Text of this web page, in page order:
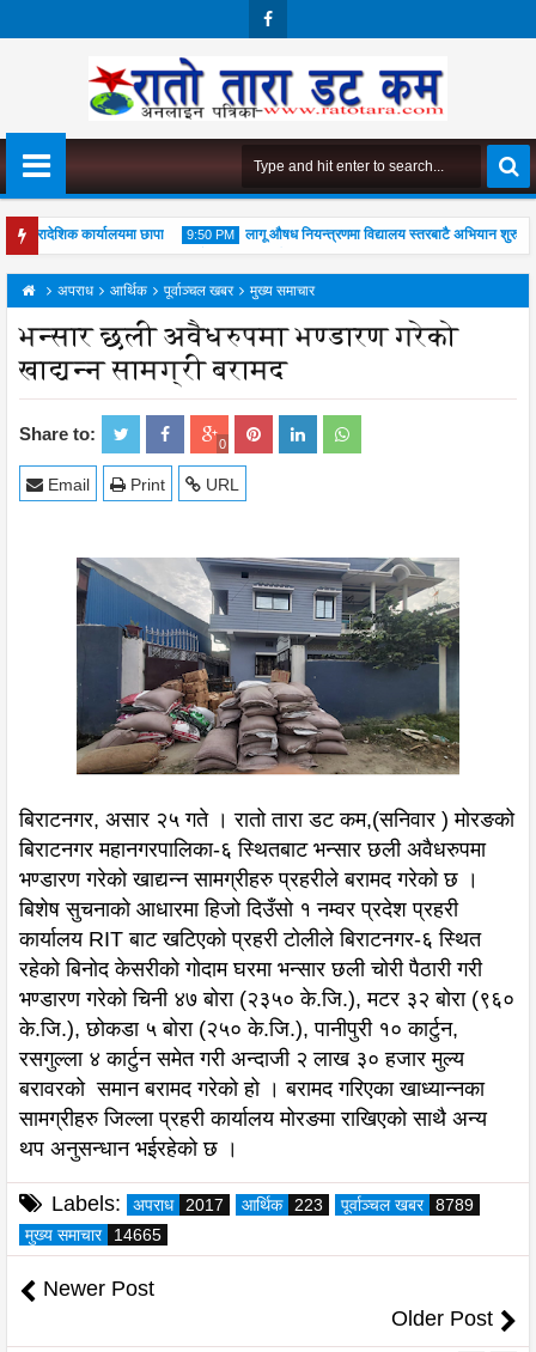
Boo
प्रादेशिक कार्यालयमा छापा 9:50 PM
04 Aug
लागू औषध नियन्त्रणमा विद्यालय स्तरबाटै अभियान शुरु
महोत्सव सम्पन्न, आध्यात्मिक जीवनशैली अपनाउन जोड
अपराध आर्थिक पूर्वाञ्चल खबर मुख्य समाचार
भन्सार छली अवैधरुपमा भण्डारण गरेको
खाद्यन्न सामग्री बरामद
Share to: 0
URL
Print
Email
बिराटनगर, असार २५ गते । रातो तारा डट कम,(सनिवार ) मोरङको
बिराटनगर महानगरपालिका-६ स्थितबाट भन्सार छली अवैधरुपमा
भण्डारण गरेको खाद्यन्न सामग्रीहरु प्रहरीले बरामद गरेको छ ।
बिशेष सुचनाको आधारमा हिजो दिउँसो १ नम्वर प्रदेश प्रहरी
कार्यालय RIT बाट खटिएको प्रहरी टोलीले बिराटनगर-६ स्थित
रहेको बिनोद केसरीको गोदाम घरमा भन्सार छली चोरी पैठारी गरी
भण्डारण गरेको चिनी ४७ बोरा (२३५० के.जि.), मटर ३२ बोरा (९६०
के.जि.), छोकडा ५ बोरा (२५० के.जि.), पानीपुरी १० कार्टुन,
रसगुल्ला ४ कार्टुन समेत गरी अन्दाजी २ लाख ३० हजार मुल्य
बरावरको समान बरामद गरेको हो । बरामद गरिएका खाध्यान्नका
सामग्रीहरु जिल्ला प्रहरी कार्यालय मोरङमा राखिएको साथै अन्य
थप अनुसन्धान भईरहेको छ ।
Labels: अपराध 2017 आर्थिक 223 पूर्वाञ्चल खबर
8789
मुख्य समाचार
14665
Newer Post
Older Post